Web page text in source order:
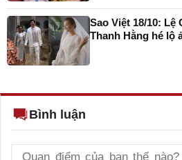
Sao Việt 18/10:
Thanh Hằng hé lộ
Bình luận